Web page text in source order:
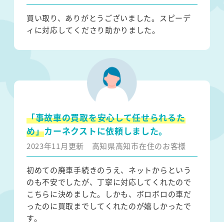
買い取り、ありがとうございました。スピーデ
ィに対応してくださり助かりました。
「事故車の買取を安心して任せられるた
め」カーネクストに依頼しました。
2023年11月更新 高知県高知市在住のお客様
初めての廃車手続きのうえ、ネットからという
のも不安でしたが、丁寧に対応してくれたので
こちらに決めました。しかも、ボロボロの車だ
ったのに買取までしてくれたのが嬉しかったで
す。